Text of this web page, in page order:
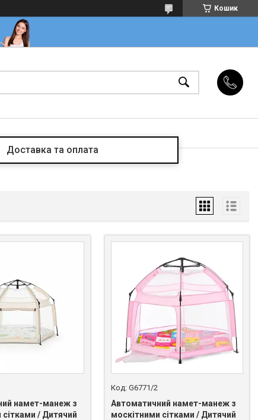
Кошик
Доставка та оплата
намет-манеж з
сітками / Дитячий
G6771/2
Автоматичний намет-манеж з
москітними сітками / Дитячий